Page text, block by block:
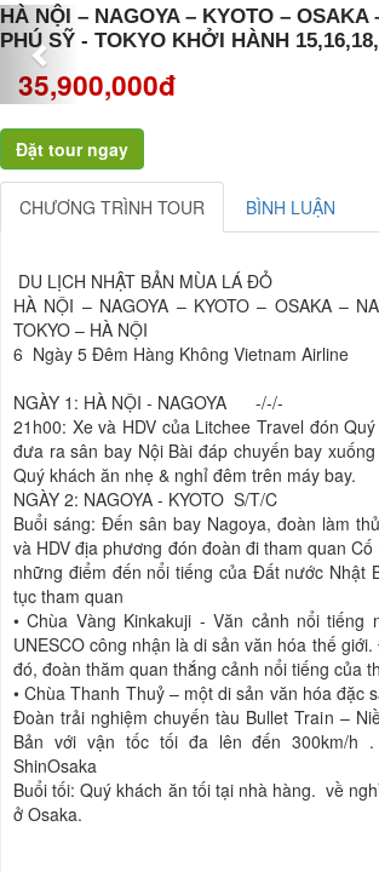
HÀ NỘI – NAGOYA – KYOTO – OSAKA
PHÚ SỸ - TOKYO KHỞI HÀNH
35,900,000đ
Previous
CHƯƠNG TRÌNH TOUR BÌNH LUẬN
DU LỊCH NHẬT BẢN MÙA LÁ ĐỎ
HÀ NỘI – NAGOYA – KYOTO – OSAKA –
TOKYO – HÀ NỘI
6 Ngày 5 Đêm Hàng Không Vietnam Airline
NGÀY 1: HÀ NỘI - NAGOYA
-/-/-
21h00: Xe và HDV của Litchee Travel đón
đưa ra sân bay Nội Bài đáp chuyến bay
Quý khách ăn nhẹ & nghỉ đêm trên máy bay.
NGÀY 2: NAGOYA - KYOTO S/T/C
Buổi sáng: Đến sân bay Nagoya, đoàn làm
và HDV địa phương đón đoàn đi tham quan
những điểm đến nổi tiếng của Đất nước Nhật
tục tham quan
• Chùa Vàng Kinkakuji - Văn cảnh nổi tiếng
UNESCO công nhận là di sản văn hóa thế
đó, đoàn thăm quan thắng cảnh nổi tiếng của
• Chùa Thanh Thuỷ – một di sản văn hóa đặc
Đoàn trải nghiệm chuyến tàu Bullet Train –
Bản với vận tốc tối đa lên đến 300km/h
ShinOsaka
Buổi tối: Quý khách ăn tối tại nhà hàng. về
ở Osaka.